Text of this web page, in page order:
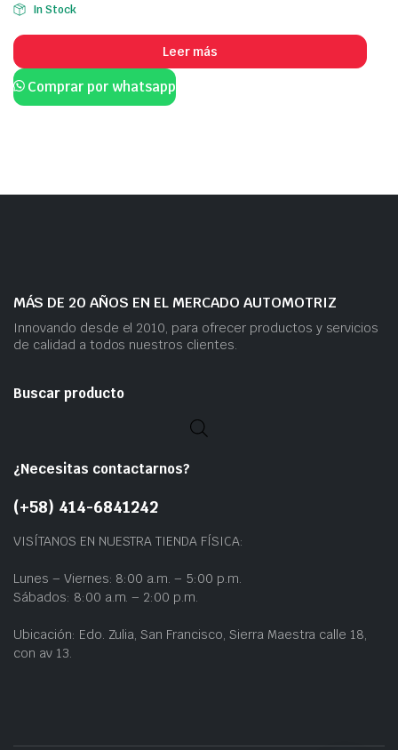
In Stock
Leer más
Comprar por whatsapp
MÁS DE 20 AÑOS EN EL MERCADO AUTOMOTRIZ
Innovando desde el 2010, para ofrecer productos y servicios
de calidad a todos nuestros clientes.
Buscar producto
¿Necesitas contactarnos?
(+58) 414-6841242
VISÍTANOS EN NUESTRA TIENDA FÍSICA:
Lunes – Viernes: 8:00 a.m. – 5:00 p.m.
Sábados: 8:00 a.m. – 2:00 p.m.
Ubicación: Edo. Zulia, San Francisco, Sierra Maestra calle 18,
con av 13.